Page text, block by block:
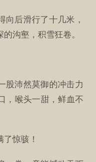
向后滑行了十几米，
沟壑，积雪狂卷。
股沛然莫御的冲击力
，喉头一甜，鲜血不
惊骇！